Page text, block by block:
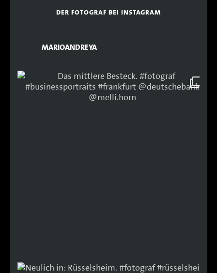
DER FOTOGRAF BEI INSTAGRAM
MARIOANDREYA